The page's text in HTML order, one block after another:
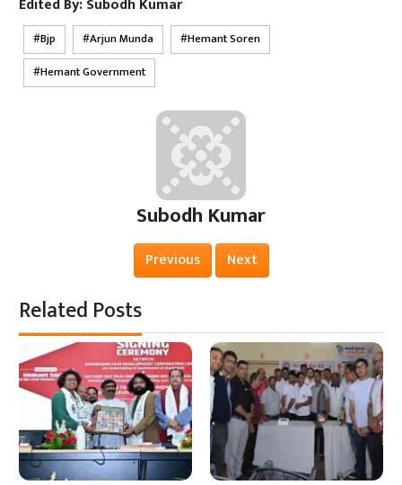
Edited By:Subodh Kumar
Bjp Arjun Munda
Hemant Soren
Hemant Government
Subodh Kumar
Previous Next
Related Posts